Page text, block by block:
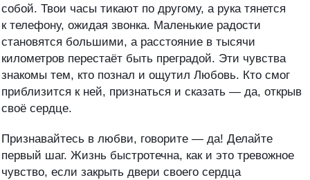
собой. Твои часы тикают по другому, а рука тянется
к телефону, ожидая звонка. Маленькие радости
становятся большими, а расстояние в тысячи
километров перестаёт быть преградой. Эти чувства
знакомы тем, кто познал и ощутил Любовь. Кто смог
приблизится к ней, признаться и сказать — да, открыв
своё сердце.
Признавайтесь в любви, говорите — да! Делайте
первый шаг. Жизнь быстротечна, как и это тревожное
чувство, если закрыть двери своего сердца